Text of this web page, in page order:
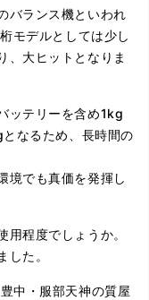
バランス機といわれ
モデルとしては少し
、大ヒットとなりま
ッテリーを含め1kg
なるため、長時間の
境でも真価を発揮し
程度でしょうか。
た。
中・服部天神の質屋